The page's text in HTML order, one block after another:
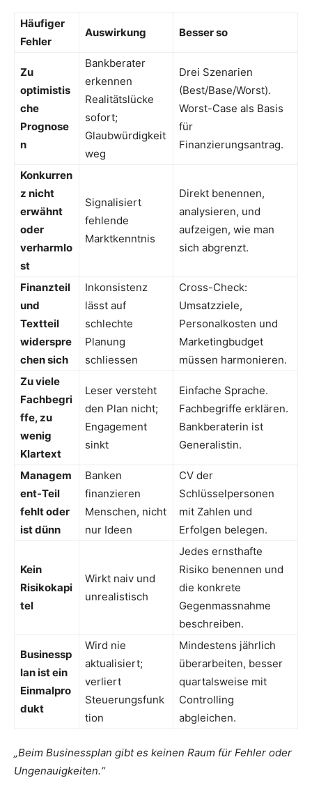
Häufiger
Fehler
Auswirkung Besser so
Zu
optimistis
che
Prognose
n
Bankberater
erkennen
Realitätslücke
sofort;
Glaubwürdigkeit
weg
Drei Szenarien
(Best/Base/Worst).
Worst-Case als Basis
für
Finanzierungsantrag.
Konkurren
z nicht
erwähnt
oder
verharmlo
st
Signalisiert
fehlende
Marktkenntnis
Direkt benennen,
analysieren, und
aufzeigen, wie man
sich abgrenzt.
Finanzteil
und
Textteil
widerspre
chen sich
Inkonsistenz
lässt auf
schlechte
Planung
schliessen
Cross-Check:
Umsatzziele,
Personalkosten und
Marketingbudget
müssen harmonieren.
Zu viele
Fachbegri
ffe, zu
wenig
Klartext
Leser versteht
den Plan nicht;
Engagement
sinkt
Einfache Sprache.
Fachbegriffe erklären.
Bankberaterin ist
Generalistin.
Managem
ent-Teil
fehlt oder
ist dünn
Banken
finanzieren
Menschen, nicht
nur Ideen
CV der
Schlüsselpersonen
mit Zahlen und
Erfolgen belegen.
Kein
Risikokapi
tel
Wirkt naiv und
unrealistisch
Jedes ernsthafte
Risiko benennen und
die konkrete
Gegenmassnahme
beschreiben.
Businessp
lan ist ein
Einmalpro
dukt
Wird nie
aktualisiert;
verliert
Steuerungsfunk
tion
Mindestens jährlich
überarbeiten, besser
quartalsweise mit
Controlling
abgleichen.
„Beim Businessplan gibt es keinen Raum für Fehler oder
Ungenauigkeiten.“